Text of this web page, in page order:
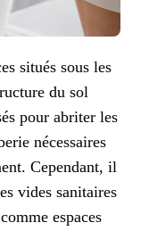
situés sous les
du sol
pour abriter les
nécessaires
Cependant, il
vides sanitaires
espaces